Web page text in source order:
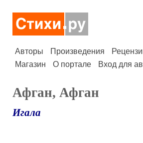
Авторы Произведения
Магазин
О портале Вход для
Афган, Афган
Игала